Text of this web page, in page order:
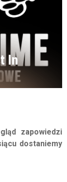
In
zapowiedzi
dostaniemy